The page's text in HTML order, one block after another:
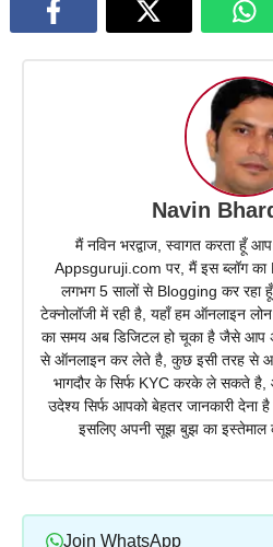
Navin
मैं नविन भरद्वाज, स्वागत करता हूँ
Appsguruji.com पर, मैं इस ब्लॉग
लगभग 5 सालों से Blogging कर रहा
टेक्नोलॉजी में रही है, यहाँ हम ऑनलाइन
का समय अब डिजिटल हो चूका है जैसे आप
से ऑनलाइन कर लेते है, कुछ इसी तरह से
भागदौर के सिर्फ KYC करके ले सकते है,
उदेश्य सिर्फ आपको बेहतर जानकारी देना है
इसलिए अपनी सूझ बुझ का इस्तेमाल
Join WhatsApp